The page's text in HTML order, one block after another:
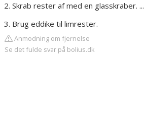
Skrab rester af med en glasskraber. ...
Brug eddike til limrester.
Anmodning om fjernelse
Se det fulde svar på bolius.dk